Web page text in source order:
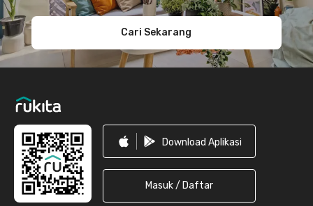
Cari Sekarang
Download Aplikasi
Masuk / Daftar